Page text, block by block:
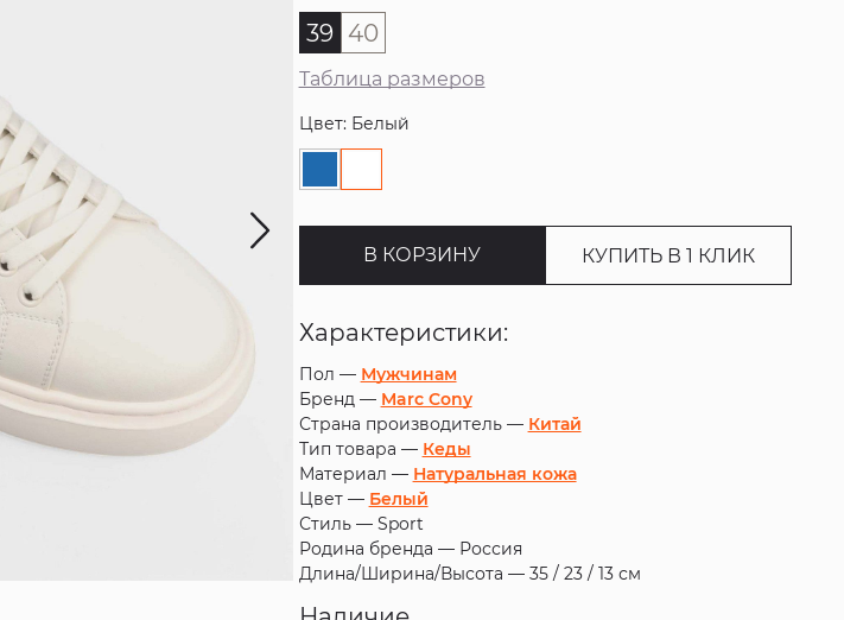
39 40
Таблица размеров
Цвет: Белый
В КОРЗИНУ КУПИТЬ В 1 КЛИК
Характеристики:
Пол — Мужчинам
Бренд — Marc Cony
Страна производитель — Китай
Тип товара — Кеды
Материал — Натуральная кожа
Цвет — Белый
Стиль — Sport
Родина бренда — Россия
Длина/Ширина/Высота — 35 / 23 / 13 см